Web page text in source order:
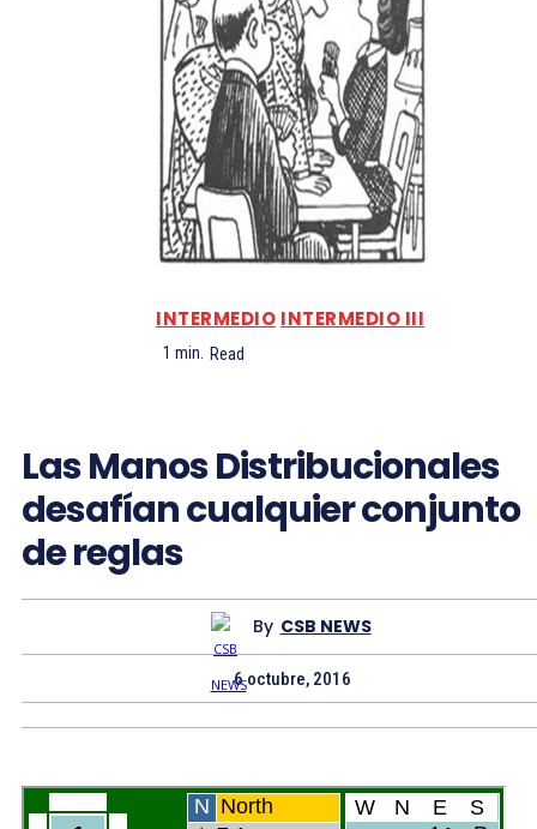
INTERMEDIO INTERMEDIO III
1 min. Read
Las Manos Distribucionales
desafían cualquier conjunto
de reglas
By CSB NEWS
6 octubre, 2016